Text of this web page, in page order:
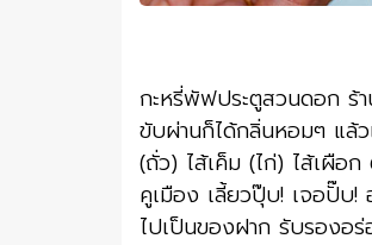
กะหรี่พัฟประตูสวนดอก ร้
ขับผ่านก็ได้กลิ่นหอมๆ แล้ว
(ถั่ว) ไส้เค็ม (ไก่) ไส้เผือ
คูเมือง เลี้ยวปุ๊บ! เจอปั๊บ!
ไปเป็นของฝาก รับรองอ